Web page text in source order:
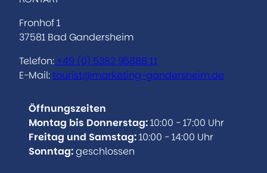
r
a
m
o
k
Fronhof 1
37581 Bad Gandersheim
Telefon: +49 (0) 5382 95888 11
E-Mail:tourist@marketing-gandersheim.de
Öffnungszeiten
Montag bis Donnerstag:10:00 - 17:00 Uhr
Freitag und Samstag:10:00 - 14:00 Uhr
Sonntag:geschlossen